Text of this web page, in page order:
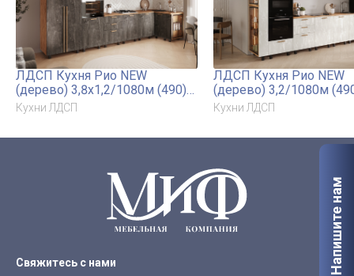
ЛДСП Кухня Рио NEW
(дерево) 3,8х1,2/1080м (490)
Компоновка №7
Кухни ЛДСП
ЛДСП Кухня Рио NEW
(дерево) 3,2/1080м
Компоновка №7
Кухни ЛДСП
Свяжитесь с нами Напишите нам